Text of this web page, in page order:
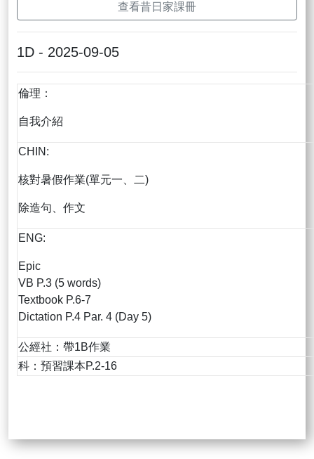
查看昔日家課冊
1D - 2025-09-05
倫理：
自我介紹
CHIN:
核對暑假作業(單元一、二)
除造句、作文
ENG:
Epic
VB P.3 (5 words)
Textbook P.6-7
Dictation P.4 Par. 4 (Day 5)
公經社：帶1B作業
科：預習課本P.2-16